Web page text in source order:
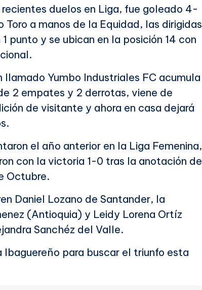
duelos en Liga, fue goleado 4-
a manos de la Equidad, las dirigidas
punto y se ubican en la posición 14 con
Yumbo Industriales FC acumula
2 empates y 2 derrotas, viene de
de visitante y ahora en casa dejará
el año anterior en la Liga Femenina,
con la victoria 1-0 tras la anotación de
Octubre.
Daniel Lozano de Santander, la
(Antioquia) y Leidy Lorena Ortíz
Sanchéz del Valle.
para buscar el triunfo esta